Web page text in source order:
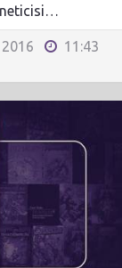
11:43